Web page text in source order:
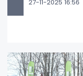
27-11-2025 16:56